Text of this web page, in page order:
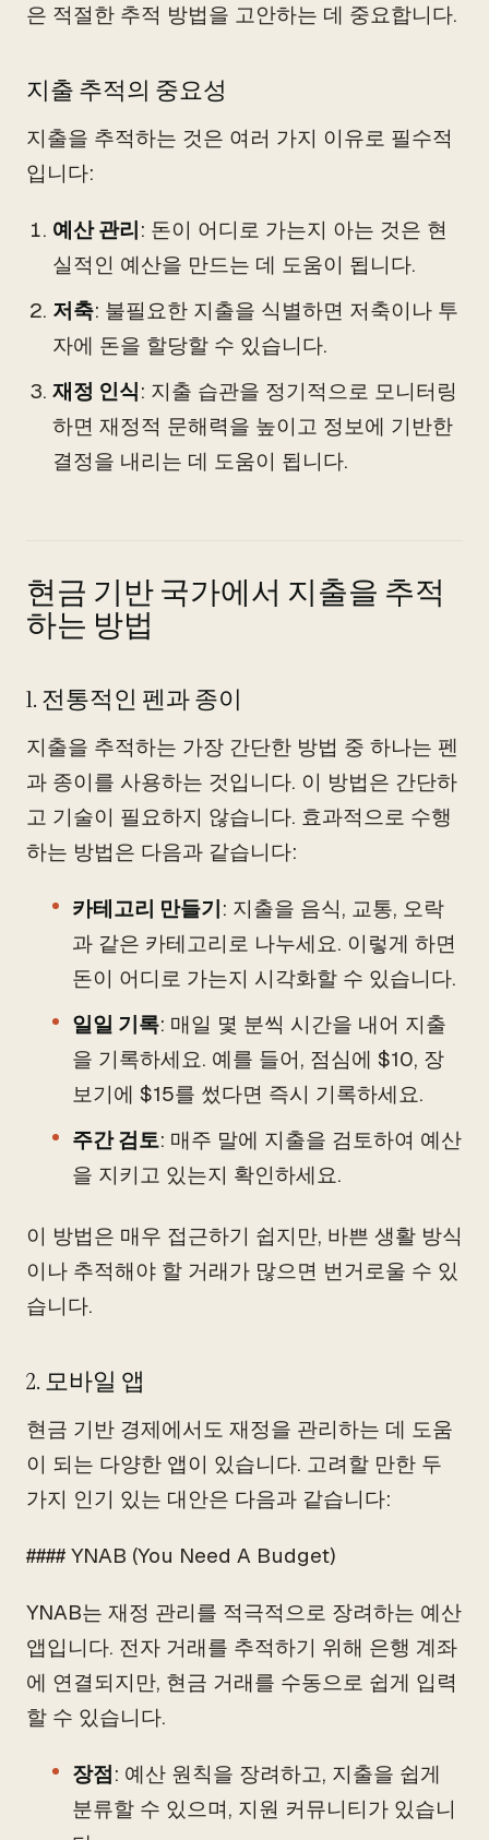
은 적절한 추적 방법을 고안하는 데 중요합니다.
지출 추적의 중요성
지출을 추적하는 것은 여러 가지 이유로 필수적
입니다:
예산 관리: 돈이 어디로 가는지 아는 것은 현
실적인 예산을 만드는 데 도움이 됩니다.
저축: 불필요한 지출을 식별하면 저축이나 투
자에 돈을 할당할 수 있습니다.
재정 인식: 지출 습관을 정기적으로 모니터링
하면 재정적 문해력을 높이고 정보에 기반한
결정을 내리는 데 도움이 됩니다.
현금 기반 국가에서 지출을 추적
하는 방법
1. 전통적인 펜과 종이
지출을 추적하는 가장 간단한 방법 중 하나는 펜
과 종이를 사용하는 것입니다. 이 방법은 간단하
고 기술이 필요하지 않습니다. 효과적으로 수행
하는 방법은 다음과 같습니다:
카테고리 만들기: 지출을 음식, 교통, 오락
과 같은 카테고리로 나누세요. 이렇게 하면
돈이 어디로 가는지 시각화할 수 있습니다.
일일 기록: 매일 몇 분씩 시간을 내어 지출
을 기록하세요. 예를 들어, 점심에 $10, 장
보기에 $15를 썼다면 즉시 기록하세요.
주간 검토: 매주 말에 지출을 검토하여 예산
을 지키고 있는지 확인하세요.
이 방법은 매우 접근하기 쉽지만, 바쁜 생활 방식
이나 추적해야 할 거래가 많으면 번거로울 수 있
습니다.
2. 모바일 앱
현금 기반 경제에서도 재정을 관리하는 데 도움
이 되는 다양한 앱이 있습니다. 고려할 만한 두
가지 인기 있는 대안은 다음과 같습니다:
#### YNAB (You Need A Budget)
YNAB는 재정 관리를 적극적으로 장려하는 예산
앱입니다. 전자 거래를 추적하기 위해 은행 계좌
에 연결되지만, 현금 거래를 수동으로 쉽게 입력
할 수 있습니다.
장점: 예산 원칙을 장려하고, 지출을 쉽게
분류할 수 있으며, 지원 커뮤니티가 있습니